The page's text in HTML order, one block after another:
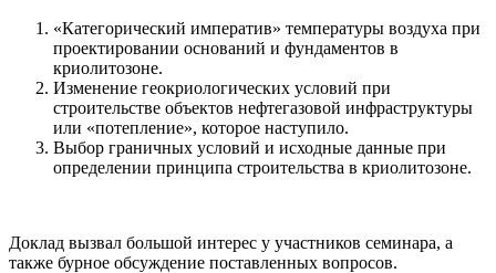
«Категорический императив» температуры воздуха при
проектировании оснований и фундаментов в
криолитозоне.
Изменение геокриологических условий при
строительстве объектов нефтегазовой инфраструктуры
или «потепление», которое наступило.
Выбор граничных условий и исходные данные при
определении принципа строительства в криолитозоне.
Доклад вызвал большой интерес у участников семинара, а
также бурное обсуждение поставленных вопросов.